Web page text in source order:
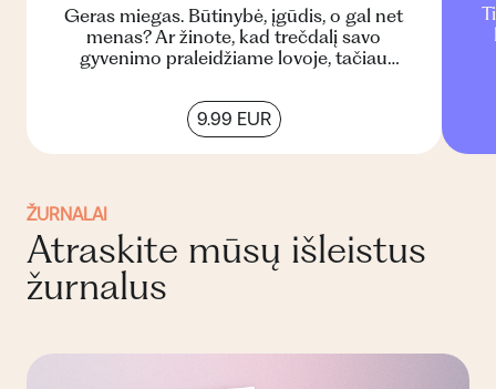
Geras miegas. Būtinybė, įgūdis, o gal net
menas? Ar žinote, kad trečdalį savo
gyvenimo praleidžiame lovoje, tačiau
9.99 EUR
ŽURNALAI
Atraskite mūsų išleistus
žurnalus